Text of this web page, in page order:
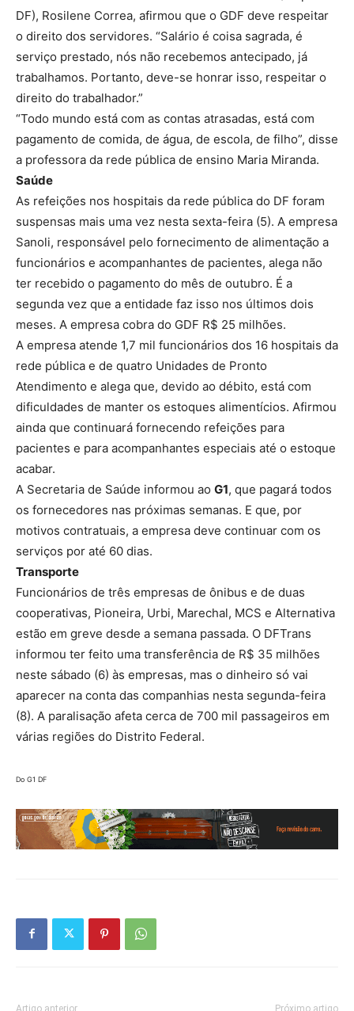
DF), Rosilene Correa, afirmou que o GDF deve respeitar
o direito dos servidores. “Salário é coisa sagrada, é
serviço prestado, nós não recebemos antecipado, já
trabalhamos. Portanto, deve-se honrar isso, respeitar o
direito do trabalhador.”
“Todo mundo está com as contas atrasadas, está com
pagamento de comida, de água, de escola, de filho”, disse
a professora da rede pública de ensino Maria Miranda.
Saúde
As refeições nos hospitais da rede pública do DF foram
suspensas mais uma vez nesta sexta-feira (5). A empresa
Sanoli, responsável pelo fornecimento de alimentação a
funcionários e acompanhantes de pacientes, alega não
ter recebido o pagamento do mês de outubro. É a
segunda vez que a entidade faz isso nos últimos dois
meses. A empresa cobra do GDF R$ 25 milhões.
A empresa atende 1,7 mil funcionários dos 16 hospitais da
rede pública e de quatro Unidades de Pronto
Atendimento e alega que, devido ao débito, está com
dificuldades de manter os estoques alimentícios. Afirmou
ainda que continuará fornecendo refeições para
pacientes e para acompanhantes especiais até o estoque
acabar.
A Secretaria de Saúde informou ao G1, que pagará todos
os fornecedores nas próximas semanas. E que, por
motivos contratuais, a empresa deve continuar com os
serviços por até 60 dias.
Transporte
Funcionários de três empresas de ônibus e de duas
cooperativas, Pioneira, Urbi, Marechal, MCS e Alternativa
estão em greve desde a semana passada. O DFTrans
informou ter feito uma transferência de R$ 35 milhões
neste sábado (6) às empresas, mas o dinheiro só vai
aparecer na conta das companhias nesta segunda-feira
(8). A paralisação afeta cerca de 700 mil passageiros em
várias regiões do Distrito Federal.
Do G1 DF
Artigo anterior Próximo artigo